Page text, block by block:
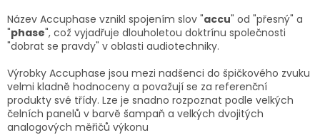
Název Accuphase vznikl spojením slov "accu" od "přesný" a
"phase", což vyjadřuje dlouholetou doktrínu společnosti
"dobrat se pravdy" v oblasti audiotechniky.
Výrobky Accuphase jsou mezi nadšenci do špičkového zvuku
velmi kladně hodnoceny a považují se za referenční
produkty své třídy. Lze je snadno rozpoznat podle velkých
čelních panelů v barvě šampaň a velkých dvojitých
analogových měřičů výkonu